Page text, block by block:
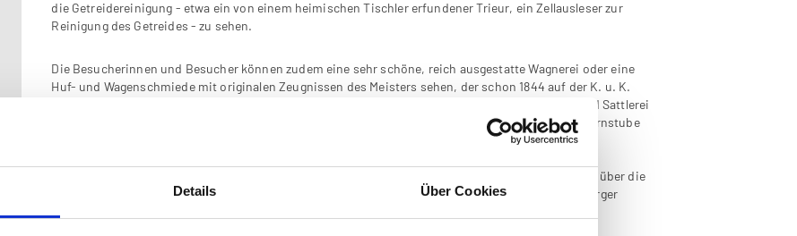
Details Über Cookies
die Getreidereinigung - etwa ein von einem heimischen Tischler erfundener Trieur, ein Zellausleser zur
Reinigung des Getreides - zu sehen.
Die Besucherinnen und Besucher können zudem eine sehr schöne, reich ausgestatte Wagnerei oder eine
Huf- und Wagenschmiede mit originalen Zeugnissen des Meisters sehen, der schon 1844 auf der K. u. K.
tierärztlichen Universität in Wien zum "Kurschmied" ausgebildet wurde. Objekte zu Schusterei und Sattlerei
runden die Darstellung des Gewerbes in Wartberg ab. Ebenso sind eine vollständig erhaltene Bauernstube
Fotos, Landkarten und Bildtafeln zum Thema "Wartberg im Wandel der Zeit" geben einen Überblick über die
Geschichtes des Ortes. Dabei kommen u. a. die Schachadorfer Schule (1676-1854) oder der Wartberger
Ketzerprozess von 1657/58 zur Sprache.